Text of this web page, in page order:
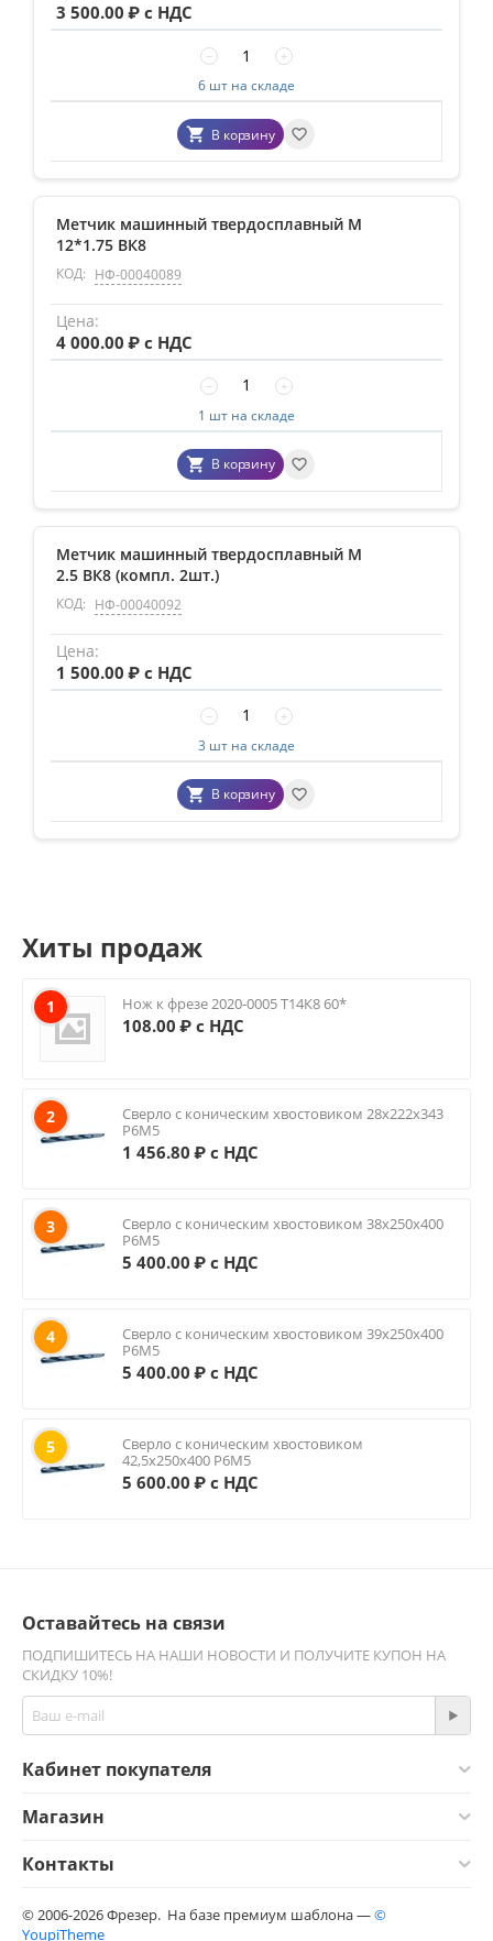
3 500.00 ₽ с НДС
+
−
6 шт на складе
В корзину
Метчик машинный твердосплавный М
12*1.75 ВК8
КОД: НФ-00040089
4 000.00 ₽ с НДС
+
−
1 шт на складе
В корзину
Метчик машинный твердосплавный М
2.5 ВК8 (компл. 2шт.)
КОД: НФ-00040092
1 500.00 ₽ с НДС
+
−
3 шт на складе
В корзину
Хиты продаж
1 Нож к фрезе 2020-0005 Т14К8 60*
108.00 ₽ с НДС
2
Сверло с коническим хвостовиком 28х222х343
Р6М5
1 456.80 ₽ с НДС
3
Сверло с коническим хвостовиком 38х250х400
Р6М5
5 400.00 ₽ с НДС
4
Сверло с коническим хвостовиком 39х250х400
Р6М5
5 400.00 ₽ с НДС
5
Сверло с коническим хвостовиком
42,5х250х400 Р6М5
5 600.00 ₽ с НДС
Оставайтесь на связи
ПОДПИШИТЕСЬ НА НАШИ НОВОСТИ И ПОЛУЧИТЕ КУПОН НА
СКИДКУ 10%!
Кабинет покупателя
Магазин
Контакты
© 2006-2026 Фрезер. На базе премиум шаблона —©
YoupiTheme